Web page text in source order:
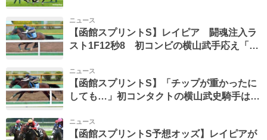
ニュース
【函館スプリントS】レイピア 闘魂注入ラ
スト1F12秒8 初コンビの横山武手応え「癖
ニュース
【函館スプリントS】「チップが重かったに
しても…」初コンタクトの横山武史騎手はレ
ニュース
【函館スプリントS予想オッズ】レイピアが